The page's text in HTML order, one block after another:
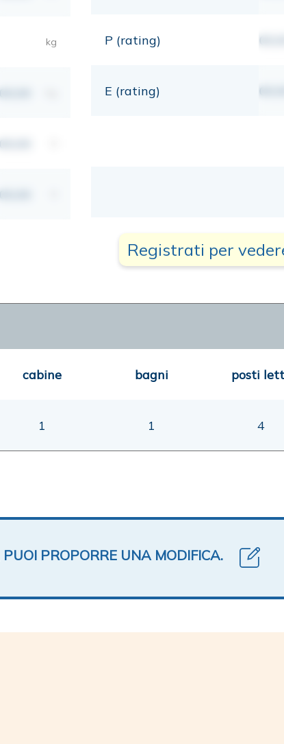
kg
00,00
00,00
00,00
P (rating) 00,00
E (rating) 00,00
Registrati per
cabine bagni posti
1 1 4
PROPORRE UNA MODIFICA.